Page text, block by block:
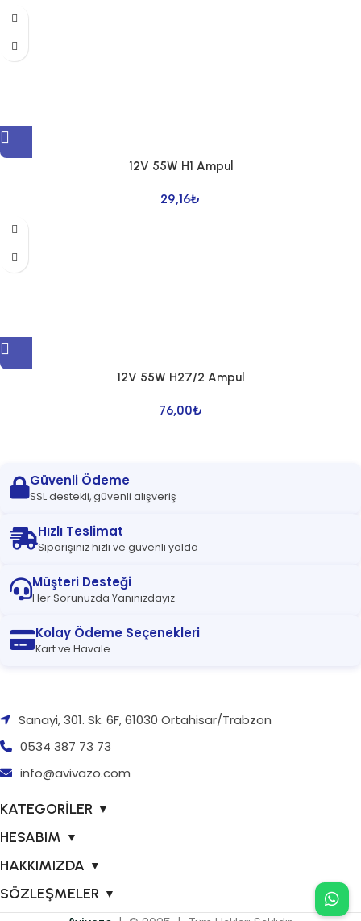
12V 55W H1 Ampul
29,16₺
12V 55W H27/2 Ampul
76,00₺
Güvenli Ödeme
SSL destekli, güvenli alışveriş
Hızlı Teslimat
Siparişiniz hızlı ve güvenli yolda
Müşteri Desteği
Her Sorunuzda Yanınızdayız
Kolay Ödeme Seçenekleri
Kart ve Havale
Sanayi, 301. Sk. 6F, 61030 Ortahisar/Trabzon
0534 387 73 73
info@avivazo.com
KATEGORİLER ▼
HESABIM ▼
HAKKIMIZDA ▼
SÖZLEŞMELER ▼